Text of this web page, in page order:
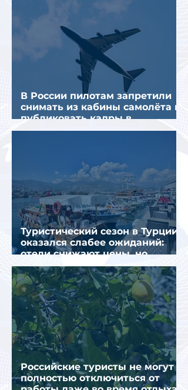
В России пилотам запретили
снимать из кабины самолёта и
публиковать кадры в
интернете
Туристический сезон в Турции
оказался слабее ожиданий:
отели снижают цены, но
загрузка остается низкой
Российские туристы не могут
полностью отключиться от